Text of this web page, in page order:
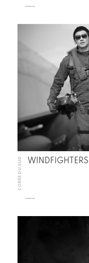
CORÉE DU SUD WINDFIGHTERS